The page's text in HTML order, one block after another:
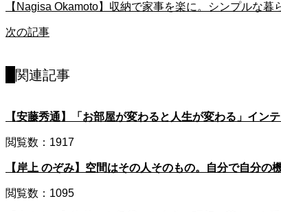
【Nagisa Okamoto】収納で家事を楽に。シンプルな暮
次の記事
関連記事
【安藤秀通】「お部屋が変わると人生が変わる」イン
閲覧数：1917
【岸上 のぞみ】空間はその人そのもの。自分で自分
閲覧数：1095